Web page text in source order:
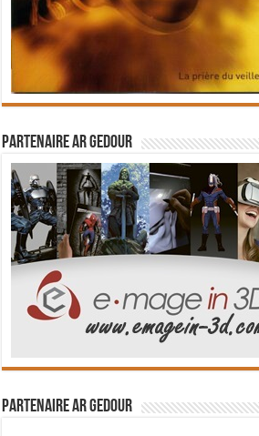
Partenaire Ar Gedour
Partenaire Ar Gedour